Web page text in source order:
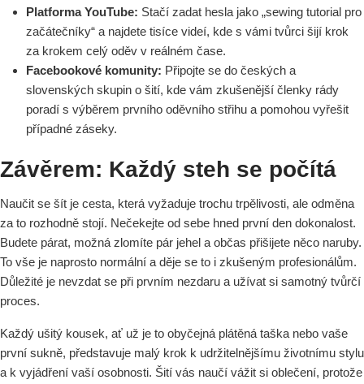
Platforma YouTube: Stačí zadat hesla jako „sewing tutorial pro
začátečníky“ a najdete tisíce videí, kde s vámi tvůrci šijí krok
za krokem celý oděv v reálném čase.
Facebookové komunity: Připojte se do českých a
slovenských skupin o šití, kde vám zkušenější členky rády
poradí s výběrem prvního oděvního střihu a pomohou vyřešit
případné záseky.
Závěrem: Každý steh se počítá
Naučit se šít je cesta, která vyžaduje trochu trpělivosti, ale odměna
za to rozhodně stojí. Nečekejte od sebe hned první den dokonalost.
Budete párat, možná zlomíte pár jehel a občas přišijete něco naruby.
To vše je naprosto normální a děje se to i zkušeným profesionálům.
Důležité je nevzdat se při prvním nezdaru a užívat si samotný tvůrčí
proces.
Každý ušitý kousek, ať už je to obyčejná plátěná taška nebo vaše
první sukně, představuje malý krok k udržitelnějšímu životnímu stylu
a k vyjádření vaší osobnosti. Šití vás naučí vážit si oblečení, protože